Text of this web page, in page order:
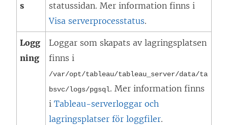
s
statussidan. Mer information finns i
Visa serverprocesstatus.
Logg
ning
Loggar som skapats av lagringsplatsen
finns i
/var/opt/tableau/tableau_server/data/ta
bsvc/logs/pgsql. Mer information finns
i Tableau-serverloggar och
lagringsplatser för loggfiler.